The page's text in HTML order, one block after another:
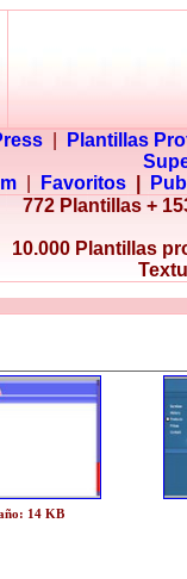
Plantillas
Favoritos
772 Plantillas +
10.000 Plantillas
14 KB